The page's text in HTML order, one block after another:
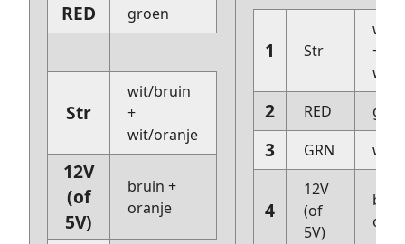
RED groen
Str
wit/bruin
+
wit/oranje
12V
(of
5V)
bruin +
oranje
1 Str
wit/
+
wit/
2 RED
3 GRN wit/
4
12V
(of
5V)